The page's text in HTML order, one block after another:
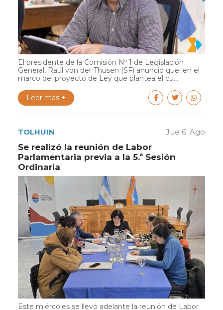
El presidente de la Comisión Nº 1 de Legislación
General, Raúl von der Thusen (SF) anunció que, en el
marco del proyecto de Ley que plantea el cu...
Leer más +
TOLHUIN Jue 6. Ago
Se realizó la reunión de Labor
Parlamentaria previa a la 5.ª Sesión
Ordinaria
Este miércoles se llevó adelante la reunión de Labor